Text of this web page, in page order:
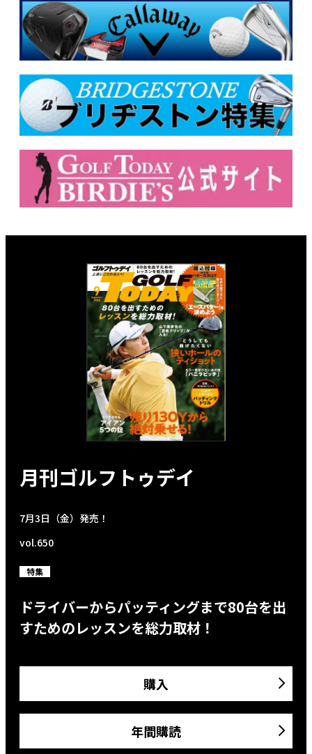
月刊ゴルフトゥデイ
7月3日（金）発売！
vol.650
特集
ドライバーからパッティングまで80台を出
すためのレッスンを総力取材！
購入
年間購読